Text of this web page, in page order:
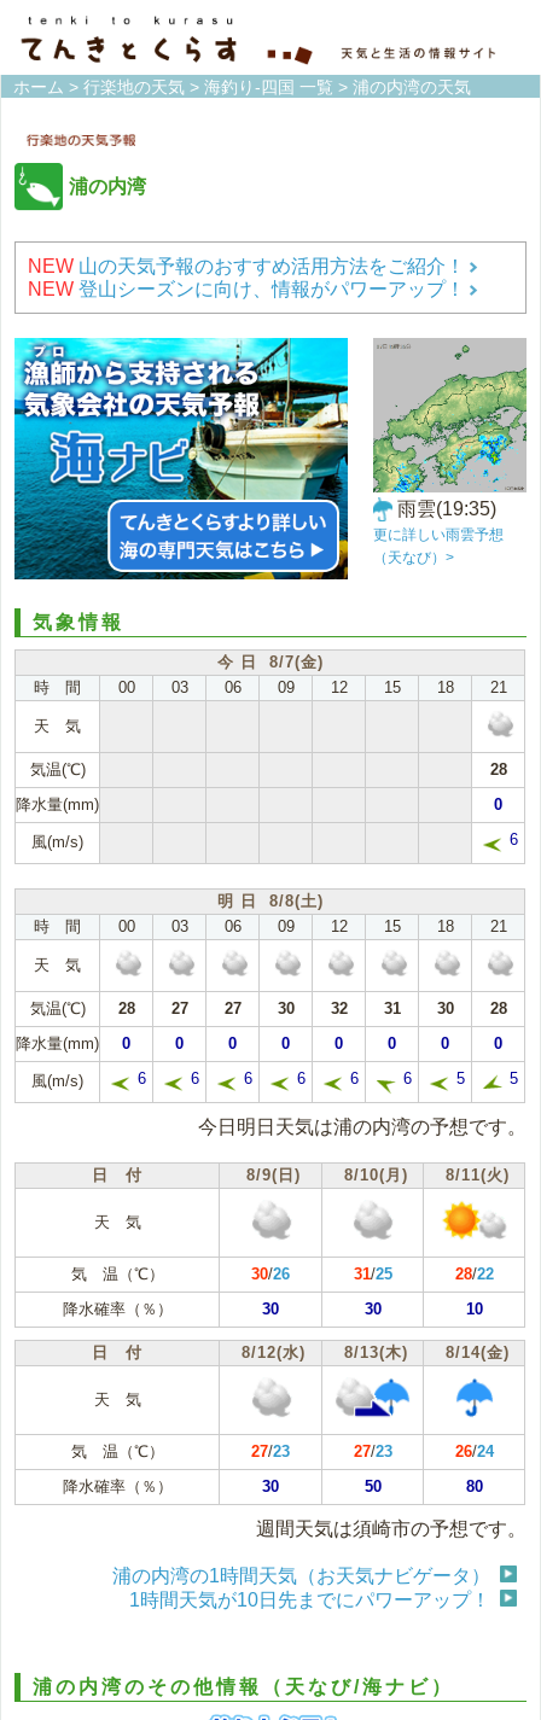
ホーム > 行楽地の天気 > 海釣り-四国 一覧 > 浦の内湾の天気
浦の内湾
NEW 山の天気予報のおすすめ活用方法をご紹介！
NEW 登山シーズンに向け、情報がパワーアップ！
雨雲(19:35)
更に詳しい雨雲予想
（天なび）>
気象情報
今 日 8/7(金)
時 間
00 03 06 09 12 15 18 21
天 気
気温(℃)
28
降水量(mm)
0
風(m/s) 6
明 日 8/8(土)
時 間
00 03 06 09 12 15 18 21
天 気
気温(℃) 28 27 27 30 32 31 30
28
降水量(mm)
0 0 0 0 0 0 0 0
風(m/s) 6 6 6 6 6 6 5 5
今日明日天気は浦の内湾の予想です。
日 付 8/9(日) 8/10(月) 8/11(火)
天 気
気 温（℃） 30/26 31/25 28/22
降水確率（％）
30 30 10
日 付 8/12(水) 8/13(木) 8/14(金)
天 気
気 温（℃） 27/23 27/23 26/24
降水確率（％）
30 50 80
週間天気は須崎市の予想です。
浦の内湾の1時間天気（お天気ナビゲータ）
1時間天気が10日先までにパワーアップ！
浦の内湾のその他情報（天なび/海ナビ）